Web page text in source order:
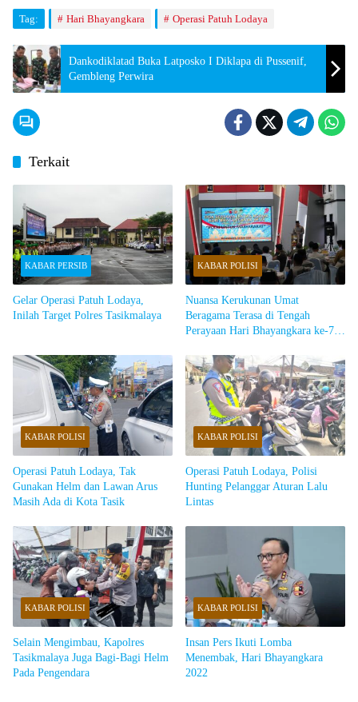
Tag: Hari Bhayangkara Operasi Patuh Lodaya
Dankodiklatad Buka Latposko I Diklapa di Pussenif,
Gembleng Perwira
Terkait
KABAR PERSIB
Gelar Operasi Patuh Lodaya,
Inilah Target Polres Tasikmalaya
KABAR POLISI
Nuansa Kerukunan Umat
Beragama Terasa di Tengah
Perayaan Hari Bhayangkara ke-79
KABAR POLISI
Operasi Patuh Lodaya, Tak
Gunakan Helm dan Lawan Arus
Masih Ada di Kota Tasik
KABAR POLISI
Operasi Patuh Lodaya, Polisi
Hunting Pelanggar Aturan Lalu
Lintas
KABAR POLISI
Selain Mengimbau, Kapolres
Tasikmalaya Juga Bagi-Bagi Helm
Pada Pengendara
KABAR POLISI
Insan Pers Ikuti Lomba
Menembak, Hari Bhayangkara
2022